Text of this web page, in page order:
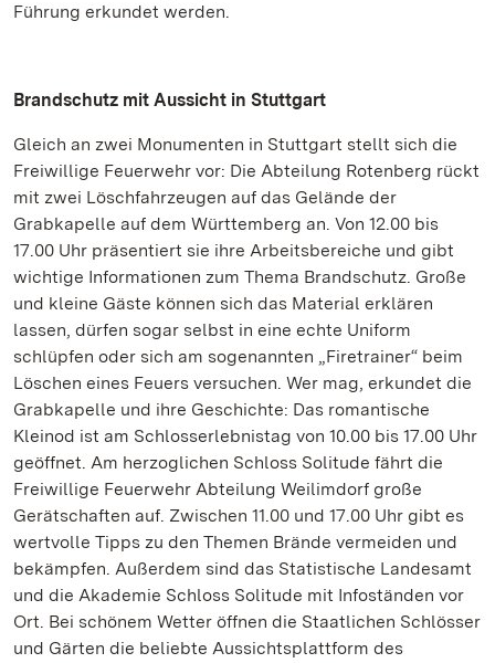
Führung erkundet werden.
Brandschutz mit Aussicht in Stuttgart
Gleich an zwei Monumenten in Stuttgart stellt sich die
Freiwillige Feuerwehr vor: Die Abteilung Rotenberg rückt
mit zwei Löschfahrzeugen auf das Gelände der
Grabkapelle auf dem Württemberg an. Von 12.00 bis
17.00 Uhr präsentiert sie ihre Arbeitsbereiche und gibt
wichtige Informationen zum Thema Brandschutz. Große
und kleine Gäste können sich das Material erklären
lassen, dürfen sogar selbst in eine echte Uniform
schlüpfen oder sich am sogenannten „Firetrainer“ beim
Löschen eines Feuers versuchen. Wer mag, erkundet die
Grabkapelle und ihre Geschichte: Das romantische
Kleinod ist am Schlosserlebnistag von 10.00 bis 17.00 Uhr
geöffnet. Am herzoglichen Schloss Solitude fährt die
Freiwillige Feuerwehr Abteilung Weilimdorf große
Gerätschaften auf. Zwischen 11.00 und 17.00 Uhr gibt es
wertvolle Tipps zu den Themen Brände vermeiden und
bekämpfen. Außerdem sind das Statistische Landesamt
und die Akademie Schloss Solitude mit Infoständen vor
Ort. Bei schönem Wetter öffnen die Staatlichen Schlösser
und Gärten die beliebte Aussichtsplattform des